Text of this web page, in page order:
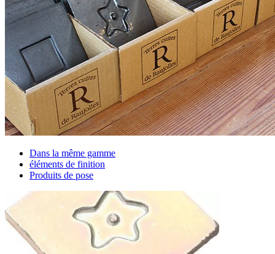
Dans la même gamme
éléments de finition
Produits de pose